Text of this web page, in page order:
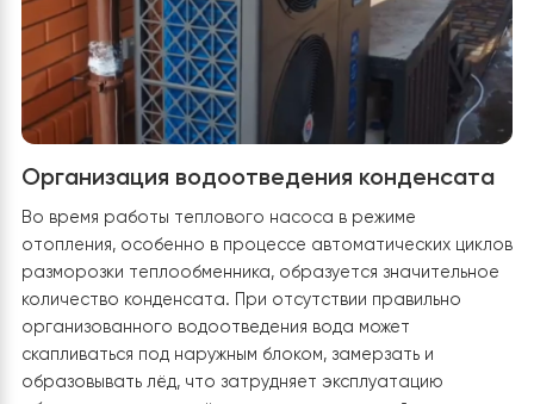
работы теплового насоса.
Крепление наружного блока Raymerк подставке
выполнено с использованием болтов через
антивибрационные опоры. Такое решение
эффективно снижает вибрации, возникающие во
предотвращает их передачу на строительные
конструкции и значительно уменьшает уровень
шума, обеспечивая тихую и стабильную работу
оборудования.